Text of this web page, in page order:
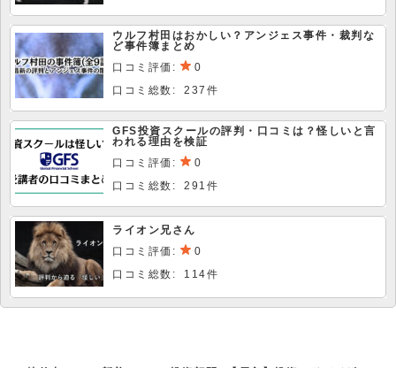
ウルフ村田はおかしい？アンジェス事件・裁判な
ど事件簿まとめ
口コミ評価:
0
口コミ総数: 237件
GFS投資スクールの評判・口コミは？怪しいと言
われる理由を検証
口コミ評価:
0
口コミ総数: 291件
ライオン兄さん
口コミ評価:
0
口コミ総数: 114件